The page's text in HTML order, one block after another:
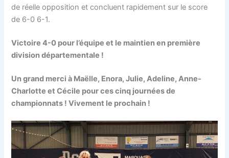
de réelle opposition et concluent rapidement sur le score
de 6-0 6-1.
Victoire 4-0 pour l’équipe et le maintien en première
division départementale !
Un grand merci à Maëlle, Enora, Julie, Adeline, Anne-
Charlotte et Cécile pour ces cinq journées de
championnats ! Vivement le prochain !